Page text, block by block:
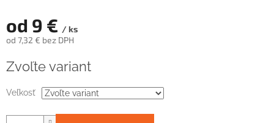
od 9 € / ks
od 7,32 € bez DPH
cena:
Zvoľte variant
Veľkosť